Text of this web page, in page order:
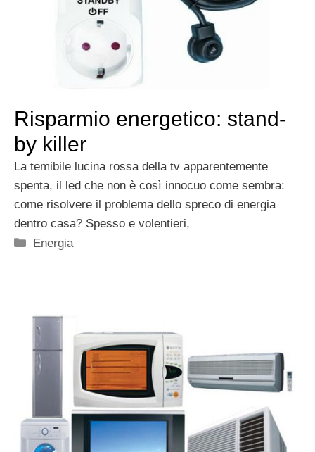
Risparmio energetico: stand-
by killer
La temibile lucina rossa della tv apparentemente
spenta, il led che non è così innocuo come sembra:
come risolvere il problema dello spreco di energia
dentro casa? Spesso e volentieri,
Categorie
Energia